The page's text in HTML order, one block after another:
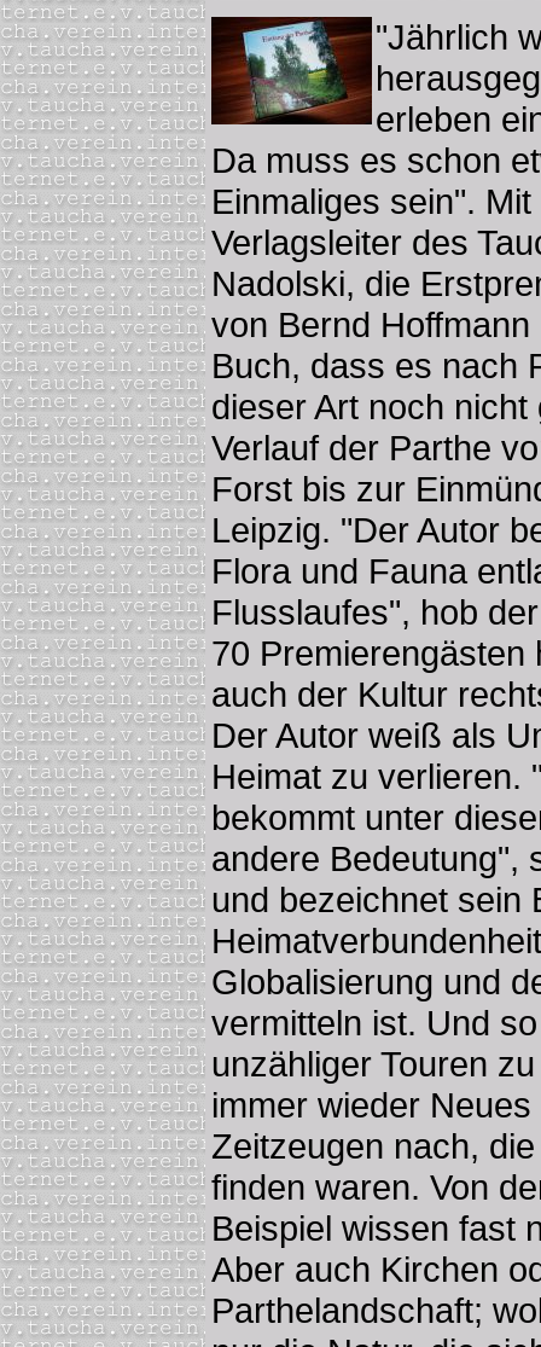
"Jährlich
erleben
Da muss es schon
Einmaliges sein".
Verlagsleiter des
Nadolski, die
von Bernd
Buch, dass es nach
dieser Art noch
Verlauf der Parthe
Forst bis zur
Leipzig. "Der Autor
Flora und Fauna
Flusslaufes", hob
70 Premierengästen
auch der Kultur
Der Autor weiß als
Heimat zu verlieren.
bekommt unter
andere Bedeutung",
und bezeichnet sein
Globalisierung und
vermitteln ist. Und
unzähliger Touren
immer wieder
Zeitzeugen nach,
finden waren. Von
Beispiel wissen fast
Aber auch Kirchen
Parthelandschaft;